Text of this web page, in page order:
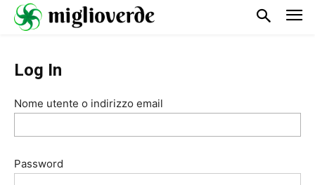
Log In
Nome utente o indirizzo email
Password